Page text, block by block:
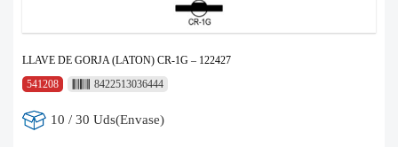
LLAVE DE GORJA (LATON) CR-1G – 122427
541208
8422513036444
10 / 30 Uds(Envase)